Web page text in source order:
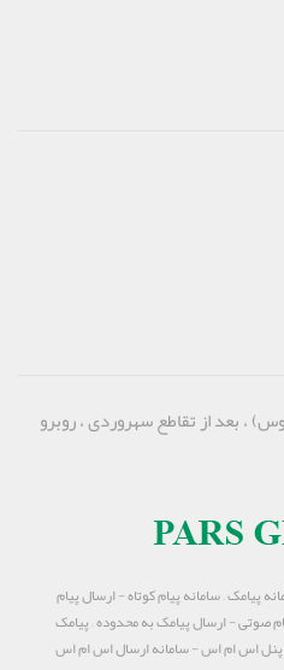
، بعد از تقاطع سهروردی ، روبرو
– سامانه پیام کوتاه - ارسال پیام
صوتی - ارسال پیامک به محدوده – پیامک
اس ام اس - سامانه ارسال اس ام اس